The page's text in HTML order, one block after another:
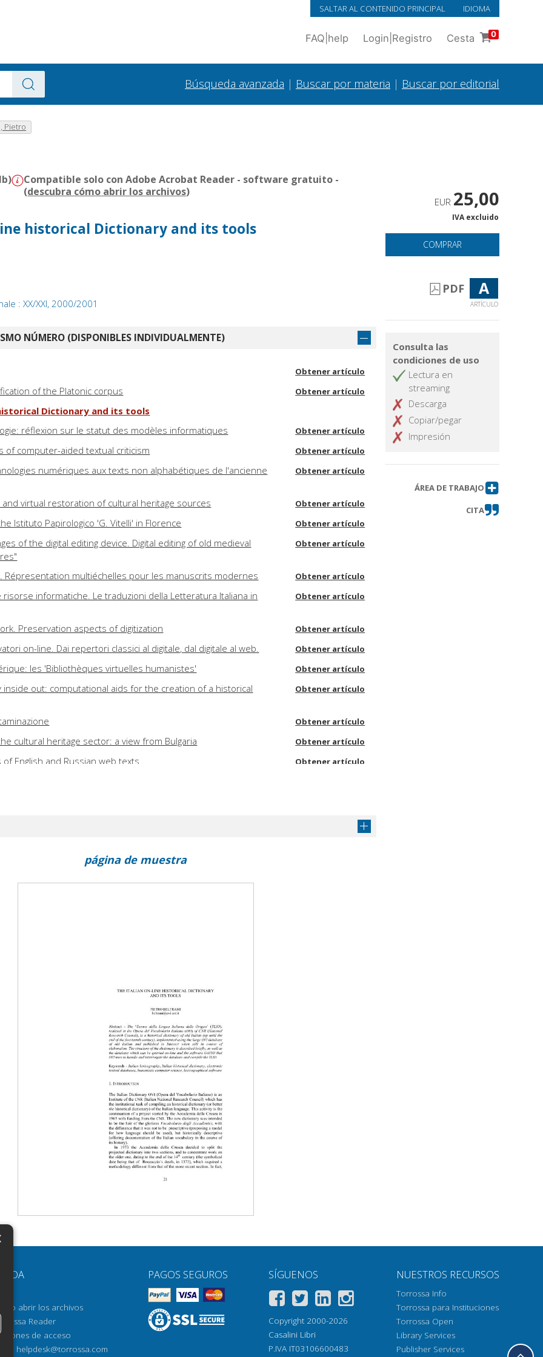
SALTAR AL CONTENIDO PRINCIPAL IDIOMA
FAQ help Login Registro Cesta 0
Búsqueda avanzada | Buscar por materia | Buscar por editorial
Pietro
Compatible solo con Adobe Acrobat Reader - software gratuito -
(descubra cómo abrir los archivos)
historical Dictionary and its tools
: XX/XXI, 2000/2001
NÚMERO (DISPONIBLES INDIVIDUALMENTE)
Obtener artículo
of the Platonic corpus Obtener artículo
Dictionary and its tools
réflexion sur le statut des modèles informatiques
Obtener artículo
of computer-aided textual criticism Obtener artículo
numériques aux texts non alphabétiques de l'ancienne
Obtener artículo
and virtual restoration of cultural heritage sources Obtener artículo
Istituto Papirologico 'G. Vitelli' in Florence Obtener artículo
of the digital editing device. Digital editing of old medieval
Obtener artículo
Répresentation multiéchelles pour les manuscrits modernes Obtener artículo
risorse informatiche. Le traduzioni della Letteratura Italiana in
Obtener artículo
Preservation aspects of digitization Obtener artículo
on-line. Dai repertori classici al digitale, dal digitale al web. Obtener artículo
les 'Bibliothèques virtuelles humanistes' Obtener artículo
inside out: computational aids for the creation of a historical
Obtener artículo
Obtener artículo
cultural heritage sector: a view from Bulgaria Obtener artículo
of English and Russian web texts Obtener artículo
in the 90's: practice and theory
criticism
Obtener artículo
regards croisés en vue d'une edition critique d'une homélie
and fascination of wath is difficult
libraries that are truly digital? Medieval manuscripts as digital
New approaches and research tools in ancient philosophy
base line dynamic editions
EUR 25,00
IVA excluido
COMPRAR
PDF A
ARTÍCULO
Consulta las
condiciones de uso
Lectura en
streaming
Descarga
Copiar/pegar
Impresión
ÁREA DE TRABAJO
CITA
página de muestra
AYUDA
abrir los archivos
Reader
de acceso
helpdesk@torrossa.com
PAGOS SEGUROS SÍGUENOS
Copyright 2000-2026
Casalini Libri
P.IVA IT03106600483
NUESTROS RECURSOS
Torrossa Info
Torrossa para Instituciones
Torrossa Open
Library Services
Publisher Services